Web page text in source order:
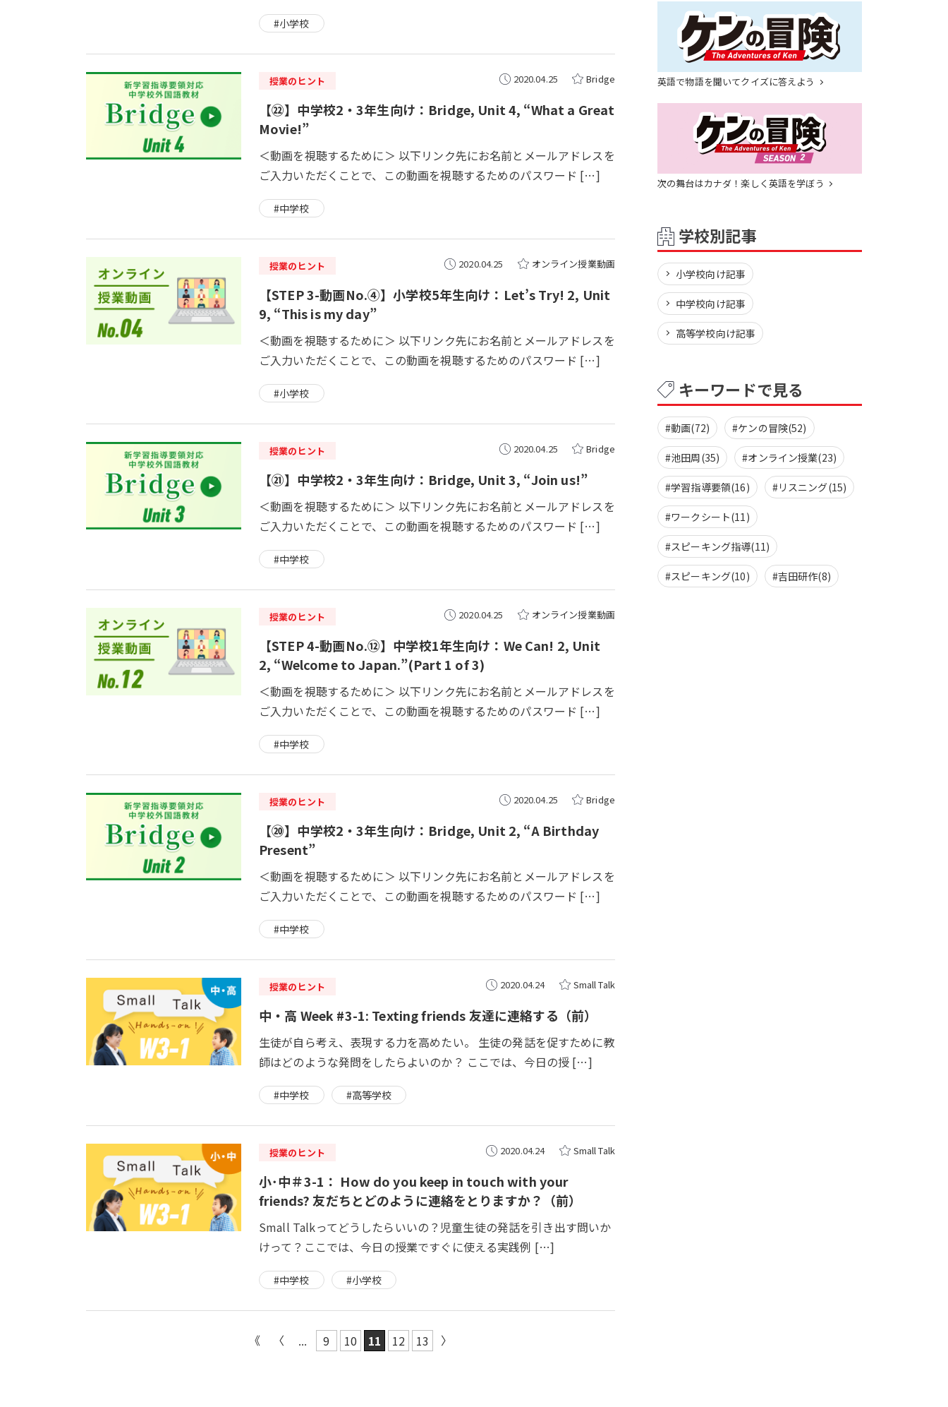
#小学校
授業のヒント Bridge
2020.04.25
【㉒】中学校2・3年生向け：Bridge, Unit 4, “What a Great
Movie!”
＜動画を視聴するために＞ 以下リンク先にお名前とメールアドレスを
ご入力いただくことで、この動画を視聴するためのパスワード […]
#中学校
授業のヒント オンライン授業動画
2020.04.25
【STEP 3-動画No.④】小学校5年生向け：Let’s Try! 2, Unit
9, “This is my day”
＜動画を視聴するために＞ 以下リンク先にお名前とメールアドレスを
ご入力いただくことで、この動画を視聴するためのパスワード […]
#小学校
授業のヒント Bridge
2020.04.25
【㉑】中学校2・3年生向け：Bridge, Unit 3, “Join us!”
＜動画を視聴するために＞ 以下リンク先にお名前とメールアドレスを
ご入力いただくことで、この動画を視聴するためのパスワード […]
#中学校
授業のヒント オンライン授業動画
2020.04.25
【STEP 4-動画No.⑫】中学校1年生向け：We Can! 2, Unit
2, “Welcome to Japan.”(Part 1 of 3)
＜動画を視聴するために＞ 以下リンク先にお名前とメールアドレスを
ご入力いただくことで、この動画を視聴するためのパスワード […]
#中学校
授業のヒント Bridge
2020.04.25
【⑳】中学校2・3年生向け：Bridge, Unit 2, “A Birthday
Present”
＜動画を視聴するために＞ 以下リンク先にお名前とメールアドレスを
ご入力いただくことで、この動画を視聴するためのパスワード […]
#中学校
授業のヒント Small Talk
2020.04.24
中・高 Week #3-1: Texting friends 友達に連絡する（前）
生徒が自ら考え、表現する力を高めたい。 生徒の発話を促すために教
師はどのような発問をしたらよいのか？ ここでは、今日の授 […]
#中学校 #高等学校
授業のヒント Small Talk
2020.04.24
小･中＃3-1： How do you keep in touch with your
friends? 友だちとどのように連絡をとりますか？（前）
Small Talkってどうしたらいいの？児童生徒の発話を引き出す問いか
けって？ここでは、今日の授業ですぐに使える実践例 […]
#中学校 #小学校
... 9 10 11 12 13
英語で物語を聞いてクイズに答えよう
次の舞台はカナダ！楽しく英語を学ぼう
学校別記事
小学校向け記事
中学校向け記事
高等学校向け記事
キーワードで見る
#動画(72) #ケンの冒険(52)
#池田周(35) #オンライン授業(23)
#学習指導要領(16) #リスニング(15)
#ワークシート(11)
#スピーキング指導(11)
#スピーキング(10) #吉田研作(8)